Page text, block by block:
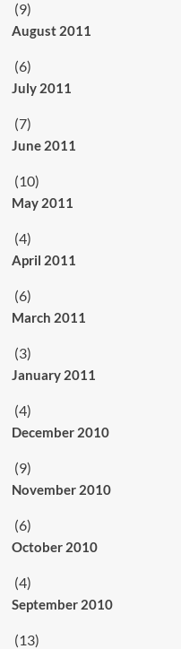
(9)
August 2011
(6)
July 2011
(7)
June 2011
(10)
May 2011
(4)
April 2011
(6)
March 2011
(3)
January 2011
(4)
December 2010
(9)
November 2010
(6)
October 2010
(4)
September 2010
(13)